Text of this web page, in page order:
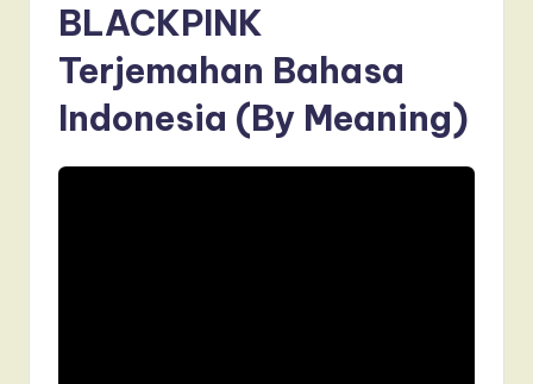
BLACKPINK
Terjemahan Bahasa
Indonesia (By Meaning)